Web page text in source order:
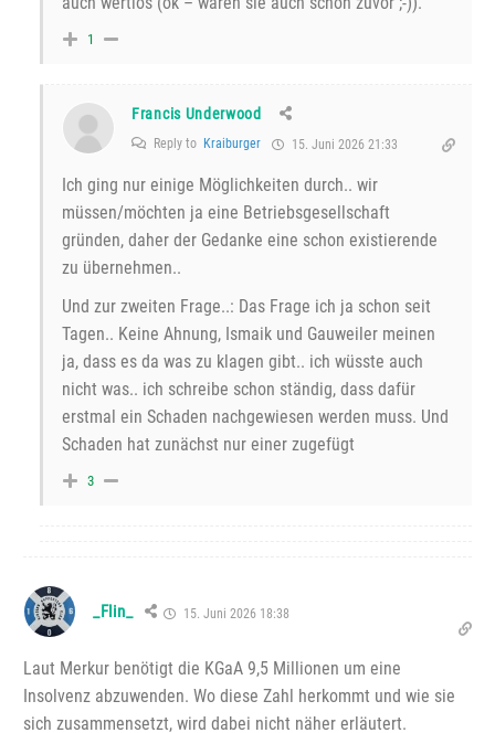
1
Francis Underwood
Reply to Kraiburger 15. Juni 2026 21:33
Ich ging nur einige Möglichkeiten durch.. wir
müssen/möchten ja eine Betriebsgesellschaft
gründen, daher der Gedanke eine schon existierende
zu übernehmen..
Und zur zweiten Frage..: Das Frage ich ja schon seit
Tagen.. Keine Ahnung, Ismaik und Gauweiler meinen
ja, dass es da was zu klagen gibt.. ich wüsste auch
nicht was.. ich schreibe schon ständig, dass dafür
erstmal ein Schaden nachgewiesen werden muss. Und
Schaden hat zunächst nur einer zugefügt
3
_Flin_ 15. Juni 2026 18:38
Laut Merkur benötigt die KGaA 9,5 Millionen um eine
Insolvenz abzuwenden. Wo diese Zahl herkommt und wie sie
sich zusammensetzt, wird dabei nicht näher erläutert.